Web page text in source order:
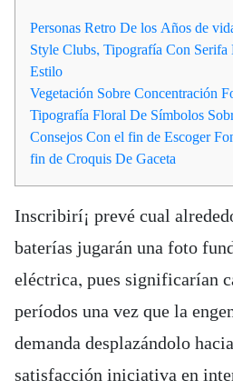
Personas Retro De los Años de
Style Clubs, Tipografía Con Serifa
Estilo
Vegetación Sobre Concentración
Tipografía Floral De Símbolos
Consejos Con el fin de Escoger
fin de Croquis De Gaceta
Inscribirí¡ prevé cual
baterías jugarán una foto
eléctrica, pues significarían
períodos una vez que la
demanda desplazándolo
satisfacción iniciativa en